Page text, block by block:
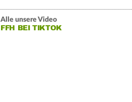
Alle unsere Video
FFH BEI TIKTOK